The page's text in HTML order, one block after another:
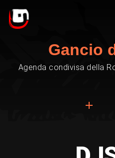
Gancio
Agenda condivisa della